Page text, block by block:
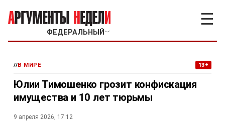
ФЕДЕРАЛЬНЫЙ ﹀
☰
//В МИРЕ 13+
Юлии Тимошенко грозит конфискация
имущества и 10 лет тюрьмы
9 апреля 2026, 17:12